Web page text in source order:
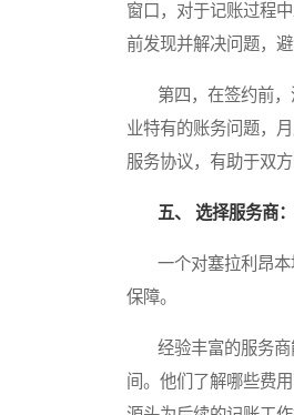
窗口，对于记账过程
前发现并解决问题，
第四，在签约前，
业特有的账务问题，
服务协议，有助于双
五、 选择服务商
一个对塞拉利昂本
保障。
经验丰富的服务商
间。他们了解哪些费